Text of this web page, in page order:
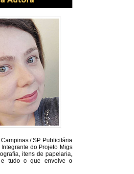
/ SP. Publicitária
do Projeto Migs
itens de papelaria,
e tudo o que envolve o